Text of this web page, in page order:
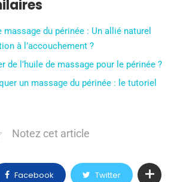
massage du périnée : Un allié naturel
à l’accouchement ?
de l’huile de massage pour le périnée ?
un massage du périnée : le tutoriel
Notez cet article
Facebook Twitter